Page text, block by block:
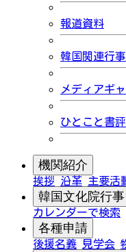
報道資料
韓国関連行事
メディアギ
ひとこと書評
機関紹介
挨拶 沿革 主要活
韓国文化院行事
カレンダーで検索
各種申請
後援名義 見学会